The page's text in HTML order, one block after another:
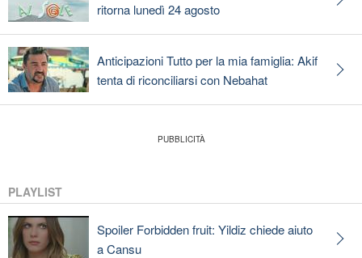
ritorna lunedì 24 agosto
Anticipazioni Tutto per la mia famiglia: Akif
tenta di riconciliarsi con Nebahat
PLAYLIST
Spoiler Forbidden fruit: Yildiz chiede aiuto
a Cansu